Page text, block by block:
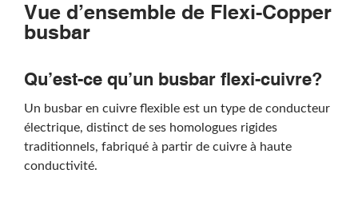
Vue d’ensemble de Flexi-Copper
busbar
Qu’est-ce qu’un busbar flexi-cuivre?
Un busbar en cuivre flexible est un type de conducteur
électrique, distinct de ses homologues rigides
traditionnels, fabriqué à partir de cuivre à haute
conductivité.